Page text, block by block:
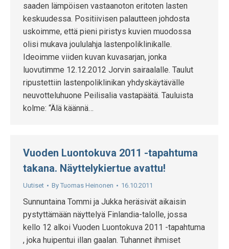
saaden lämpöisen vastaanoton eritoten lasten
keskuudessa. Positiivisen palautteen johdosta
uskoimme, että pieni piristys kuvien muodossa
olisi mukava joululahja lastenpoliklinikalle.
Ideoimme viiden kuvan kuvasarjan, jonka
luovutimme 12.12.2012 Jorvin sairaalalle. Taulut
ripustettiin lastenpoliklinikan yhdyskäytävälle
neuvotteluhuone Peilisalia vastapäätä. Tauluista
kolme: “Älä käännä…
Vuoden Luontokuva 2011 -tapahtuma
takana. Näyttelykiertue avattu!
Uutiset By Tuomas Heinonen 16.10.2011
Sunnuntaina Tommi ja Jukka heräsivät aikaisin
pystyttämään näyttelyä Finlandia-talolle, jossa
kello 12 alkoi Vuoden Luontokuva 2011 -tapahtuma
, joka huipentui illan gaalan. Tuhannet ihmiset